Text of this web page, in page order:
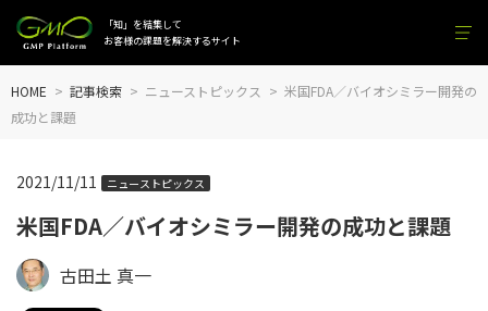
「知」を結集して
お客様の課題を解決するサイト
HOME 記事検索 ニューストピックス
米国FDA／バイオシミラー開発の
成功と課題
米国FDA／バイオシミラー開発の成功と課題
2021/11/11 ニューストピックス
古田土 真一